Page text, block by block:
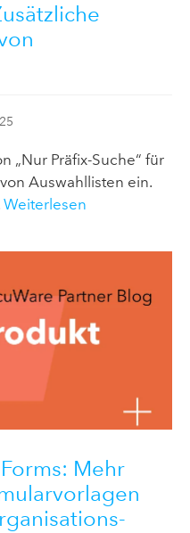
„Nur Präfix-Suche“ für
Auswahllisten ein.
Weiterlesen
Mehr